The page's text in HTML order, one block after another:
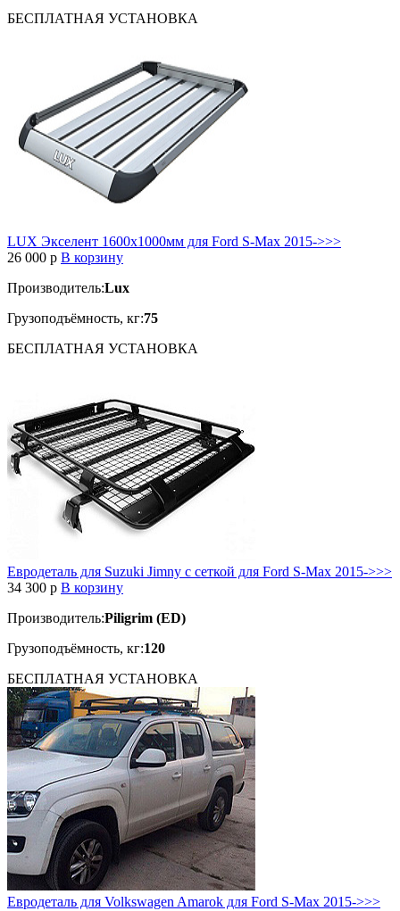
БЕСПЛАТНАЯ УСТАНОВКА
LUX Экселент 1600х1000мм для Ford S-Max 2015->>>
26 000 p В корзину
Производитель:Lux
Грузоподъёмность, кг:75
БЕСПЛАТНАЯ УСТАНОВКА
Евродеталь для Suzuki Jimny с сеткой для Ford S-Max 2015->>>
34 300 p В корзину
Производитель:Piligrim (ED)
Грузоподъёмность, кг:120
БЕСПЛАТНАЯ УСТАНОВКА
Евродеталь для Volkswagen Amarok для Ford S-Max 2015->>>